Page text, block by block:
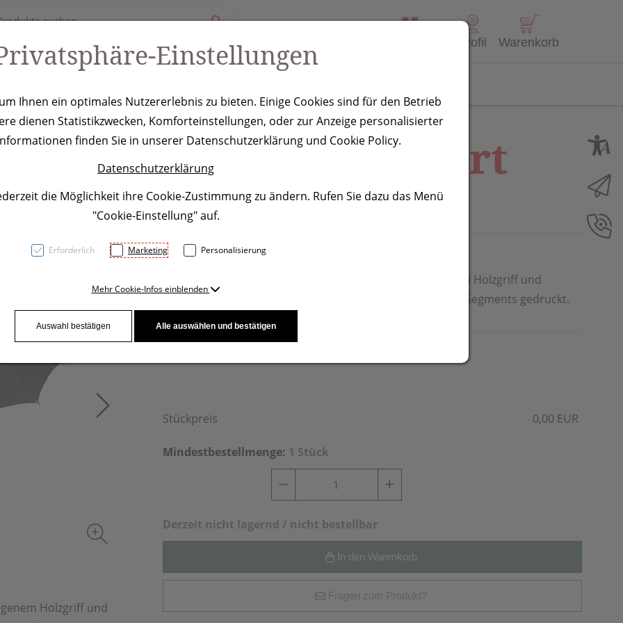
Profil Warenkorb
Stockport
Holzgriff und
Automatikregenschirm aus 190T Polyester mit gebogenem Holzgriff und
Holzspitzen. Die Werbung wird auf den unteren Teil eines Segments gedruckt.
Stückpreis 0,00 EUR
Mindestbestellmenge: 1 Stück
Derzeit nicht lagernd / nicht bestellbar
In den Warenkorb
Fragen zum Produkt?
Einstellungen
Ihnen ein optimales Nutzererlebnis zu bieten. Einige Cookies sind für den Betrieb
dienen Statistikzwecken, Komforteinstellungen, oder zur Anzeige personalisierter
finden Sie in unserer Datenschutzerklärung und Cookie Policy.
Datenschutzerklärung
die Möglichkeit ihre Cookie-Zustimmung zu ändern. Rufen Sie dazu das Menü
"Cookie-Einstellung" auf.
Erforderlich Marketing Personalisierung
Mehr Cookie-Infos einblenden
Auswahl bestätigen Alle auswählen und bestätigen